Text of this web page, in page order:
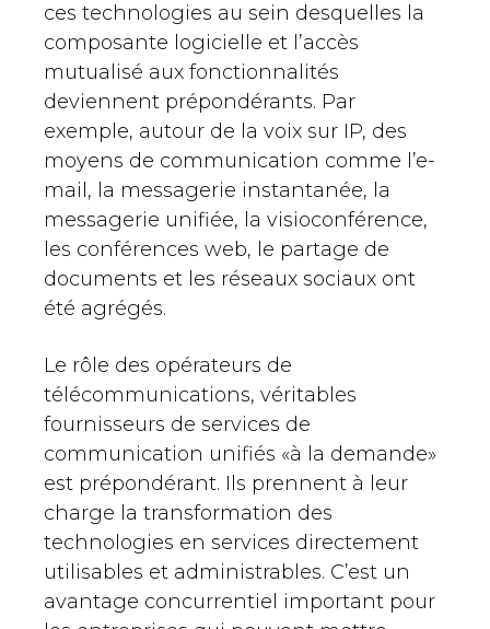
ces technologies au sein desquelles la
composante logicielle et l’accès
mutualisé aux fonctionnalités
deviennent prépondérants. Par
exemple, autour de la voix sur IP, des
moyens de communication comme l’e-
mail, la messagerie instantanée, la
messagerie unifiée, la visioconférence,
les conférences web, le partage de
documents et les réseaux sociaux ont
été agrégés.
Le rôle des opérateurs de
télécommunications, véritables
fournisseurs de services de
communication unifiés «à la demande»
est prépondérant. Ils prennent à leur
charge la transformation des
technologies en services directement
utilisables et administrables. C’est un
avantage concurrentiel important pour